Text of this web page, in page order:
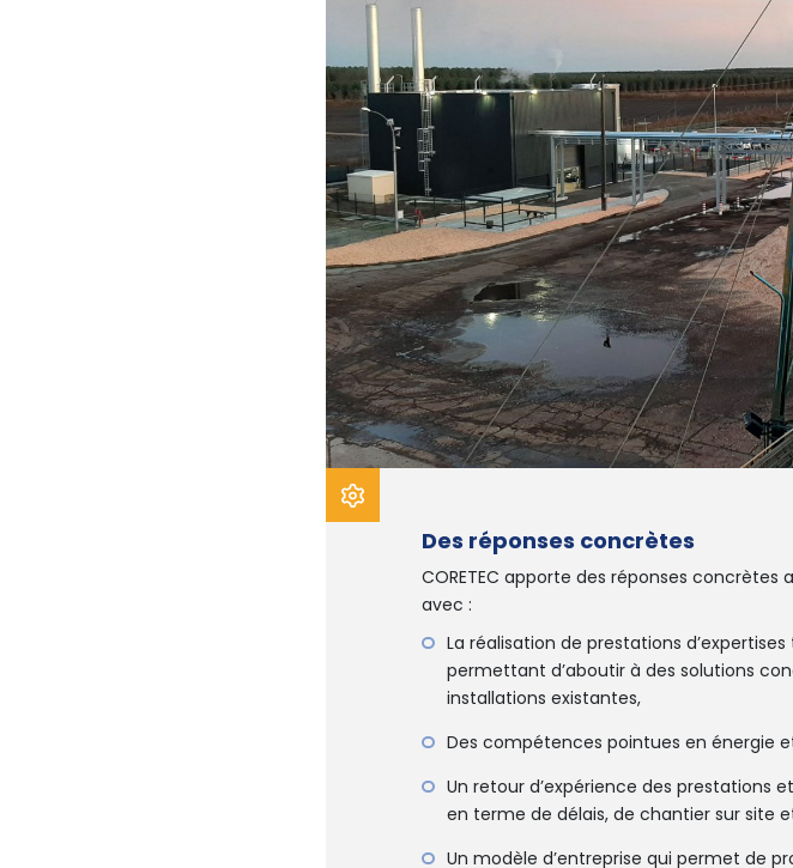
Des réponses concrètes
CORETEC apporte des réponses
avec :
La réalisation de prestations
permettant d’aboutir à des solutions
installations existantes,
Des compétences pointues en énergie
Un retour d’expérience des prestations
en terme de délais, de chantier sur site
Un modèle d’entreprise qui permet de